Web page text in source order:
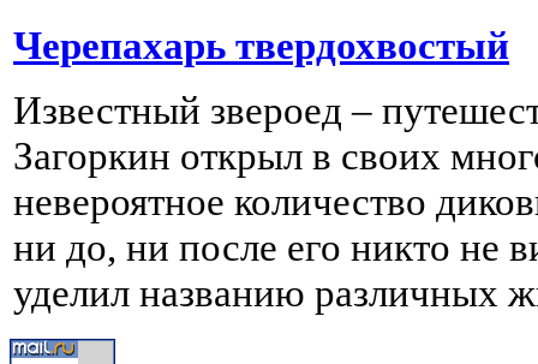
Черепахарь твердохвостый
Известный звероед –
Загоркин открыл в своих
невероятное количество
ни до, ни после его никто не
уделил названию различных